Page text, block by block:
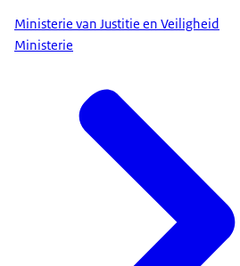
Ministerie van Justitie en Veiligheid
Ministerie